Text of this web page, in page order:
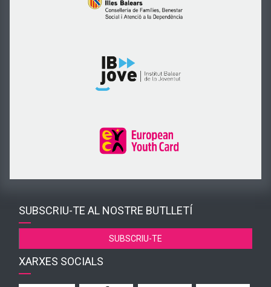
SUBSCRIU-TE AL NOSTRE BUTLLETÍ
SUBSCRIU-TE
XARXES SOCIALS